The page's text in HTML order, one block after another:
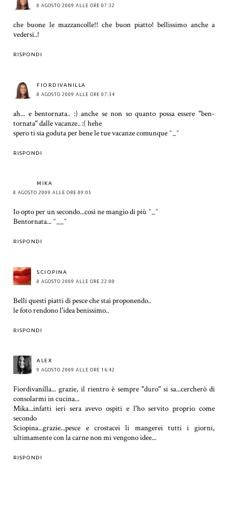
8 AGOSTO 2009 ALLE ORE 07:32
che buone le mazzancolle!! che buon piatto! bellissimo anche a
vedersi..!
RISPONDI
FIORDIVANILLA
8 AGOSTO 2009 ALLE ORE 07:34
ah... e bentornata.. :) anche se non so quanto possa essere "ben-
tornata" dalle vacanze.. :( hehe
spero ti sia goduta per bene le tue vacanze comunque ^_^
RISPONDI
MIKA
8 AGOSTO 2009 ALLE ORE 09:05
Io opto per un secondo...così ne mangio di più ^_^
Bentornata... ^__^
RISPONDI
SCIOPINA
8 AGOSTO 2009 ALLE ORE 22:00
Belli questi piatti di pesce che stai proponendo..
le foto rendono l'idea benissimo..
RISPONDI
ALEX
9 AGOSTO 2009 ALLE ORE 16:42
Fiordivanilla... grazie, il rientro è sempre "duro" si sa...cercherò di
consolarmi in cucina...
Mika...infatti ieri sera avevo ospiti e l'ho servito proprio come
secondo
Sciopina...grazie...pesce e crostacei li mangerei tutti i giorni,
ultimamente con la carne non mi vengono idee...
RISPONDI